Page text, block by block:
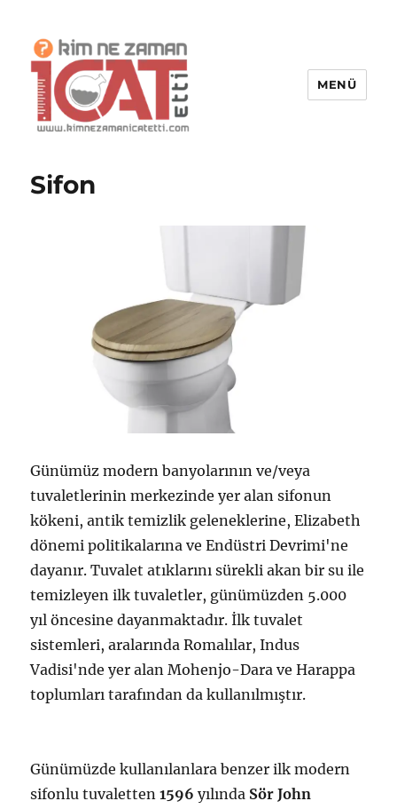
MENÜ
Sifon
Günümüz modern banyolarının ve/veya
tuvaletlerinin merkezinde yer alan sifonun
kökeni, antik temizlik geleneklerine, Elizabeth
dönemi politikalarına ve Endüstri Devrimi'ne
dayanır. Tuvalet atıklarını sürekli akan bir su ile
temizleyen ilk tuvaletler, günümüzden 5.000
yıl öncesine dayanmaktadır. İlk tuvalet
sistemleri, aralarında Romalılar, Indus
Vadisi'nde yer alan Mohenjo-Dara ve Harappa
toplumları tarafından da kullanılmıştır.
Günümüzde kullanılanlara benzer ilk modern
sifonlu tuvaletten1596 yılında Sör John